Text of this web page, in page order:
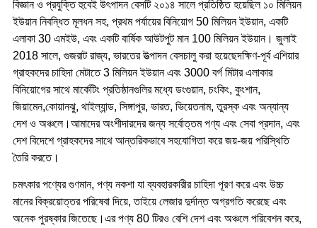
বিজ্ঞান ও প্রযুক্তি হুবেই উৎপাদন বেসটি ২০১৪ সালে প্রতিষ্ঠিত হয়েছিল ১০ মিলিয়ন
ইউয়ান নিবন্ধিত মূলধন সহ, প্রথম পর্যায়ের বিনিয়োগ 50 মিলিয়ন ইউয়ান, একটি
এলাকা 30 এমইউ, এবং একটি বার্ষিক আউটপুট মান 100 মিলিয়ন ইউয়ান। জুলাই
2018 সালে, গুজরাট রাজ্য, ভারতের উত্পাদন বেসচালু করা হয়েছেদক্ষিণ-পূর্ব এশিয়ার
গ্রাহকদের চাহিদা মেটাতে 3 মিলিয়ন ইউয়ান এবং 3000 বর্গ মিটার এলাকার
বিনিয়োগের সাথে মার্কেটিং প্রতিষ্ঠানগুলির মধ্যে ডংগুয়ান, চংকিং, কুংশান,
জিয়ামেন,কোয়ানঝু, থাইল্যান্ড, সিঙ্গাপুর, ভারত, ভিয়েতনাম, তুরস্ক এবং অন্যান্য
দেশ ও অঞ্চলে।আমাদের অংশীদারদের জন্য সর্বোত্তম পণ্য এবং সেবা প্রদান, এবং
দেশ বিদেশে গ্রাহকদের সাথে আন্তরিকভাবে সহযোগিতা করে জয়-জয় পরিস্থিতি
তৈরি করতে।
চমৎকার পণ্যের গুণমান, পণ্য নকশা যা ব্যবহারকারীর চাহিদা পূরণ করে এবং উচ্চ
মানের বিক্রয়োত্তর পরিষেবা দিয়ে, তাইয়ে লেজার দুর্দান্ত অগ্রগতি করেছে এবং
অনেক পুরষ্কার জিতেছে।এর পণ্য 80 টিরও বেশি দেশ এবং অঞ্চলে পরিবেশন করে,